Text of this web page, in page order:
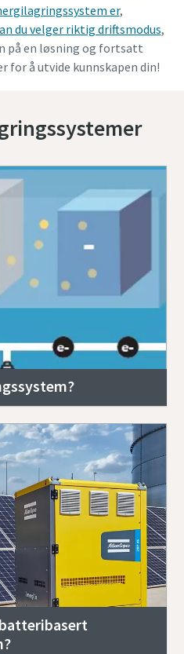
er,
du velger riktig driftsmodus,
på en løsning og fortsatt
for å utvide kunnskapen din!